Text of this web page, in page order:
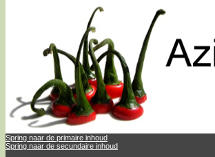
Spring naar de primaire inhoud
Spring naar de secundaire inhoud